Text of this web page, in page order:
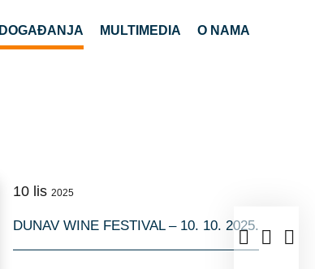
DOGAĐANJA MULTIMEDIA O NAMA
10 lis 2025
DUNAV WINE FESTIVAL – 10. 10. 2025.